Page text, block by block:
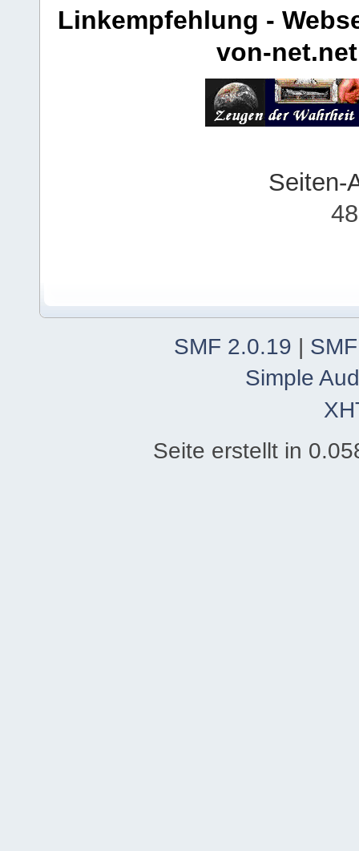
Linkempfehlung -
von-net.net
Seiten-
SMF 2.0.19
Simple
Seite erstellt in